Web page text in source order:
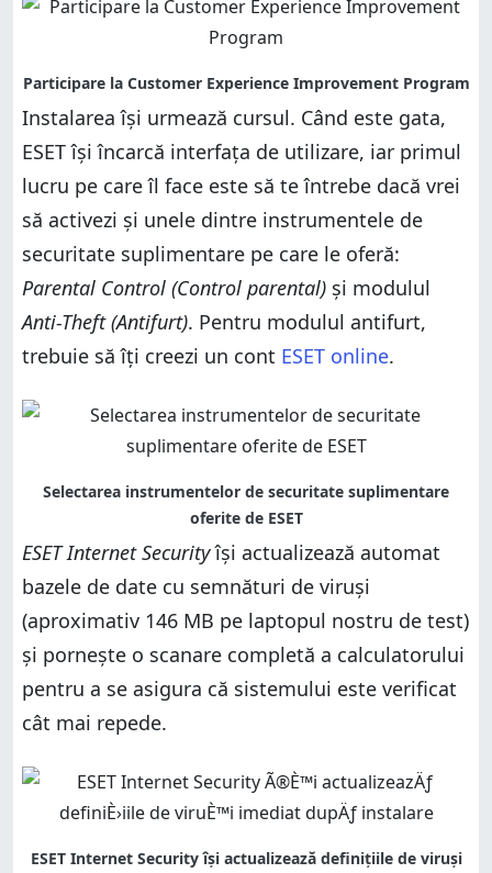
Instalarea își urmează cursul. Când este gata,
ESET își încarcă interfața de utilizare, iar primul
lucru pe care îl face este să te întrebe dacă vrei
să activezi și unele dintre instrumentele de
securitate suplimentare pe care le oferă:
Parental Control (Control parental) și modulul
Anti-Theft (Antifurt). Pentru modulul antifurt,
trebuie să îți creezi un cont ESET online.
ESET Internet Securityîși actualizează automat
bazele de date cu semnături de viruși
(aproximativ 146 MB pe laptopul nostru de test)
și pornește o scanare completă a calculatorului
pentru a se asigura că sistemului este verificat
cât mai repede.